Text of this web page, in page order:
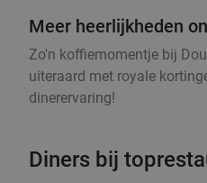
Meer heerlijkheden
Zo'n koffiemomentje bij
uiteraard met royale
dinerervaring!
Diners bij